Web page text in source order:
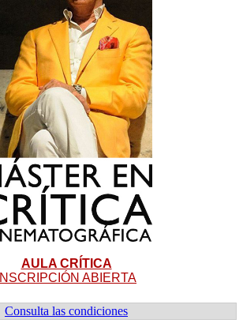
AULA CRÍTICA
INSCRIPCIÓN ABIERTA
Consulta las condiciones